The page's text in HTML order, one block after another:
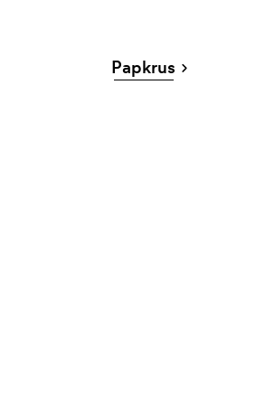
Papkrus